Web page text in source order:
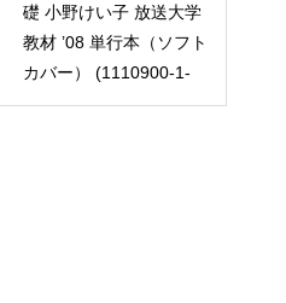
礎 小野けい子 放送大学
教材 ’08 単行本（ソフト
カバー） (1110900-1-
0811)